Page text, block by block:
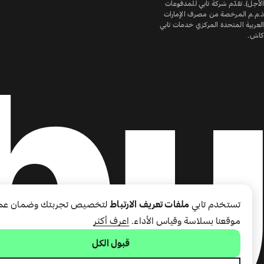
الأجل). تقدّم شركة تابي للمدفوعات
ذ.م.م المرخصة من مصرف الإمارات
العربية المتحدة المركزي خدمات تابي
كاش.
تستخدم تابي ملفات تعريف الارتباطلتخصيص تجربتك وضمان
موقعنا بسلاسة وقياس الأداء. اعرف أكثر
قبول الكل